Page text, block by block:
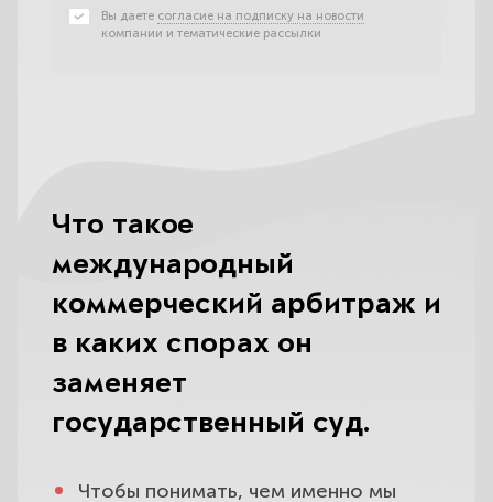
Вы даете согласие на подписку на новости
компании и тематические рассылки
Что такое
международный
коммерческий арбитраж и
в каких спорах он
заменяет
государственный суд.
Чтобы понимать, чем именно мы